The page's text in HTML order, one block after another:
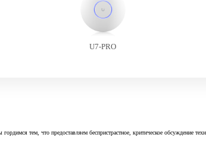
U7-PRO
тем, что предоставляем беспристрастное, критическое